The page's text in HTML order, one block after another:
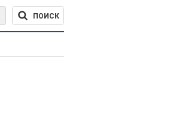
ПОИСК